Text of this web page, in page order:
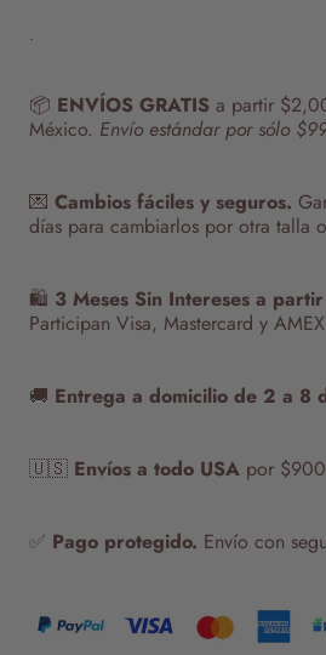
.
📦 ENVÍOS GRATIS a partir
México. Envío estándar por sólo
💌 Cambios fáciles y seguros.
días para cambiarlos por otra talla
🛍️ 3 Meses Sin Intereses a
Participan Visa, Mastercard y
🚚 Entrega a domicilio de 2 a 8
🇺🇸 Envíos a todo USA por
✅ Pago protegido. Envío con